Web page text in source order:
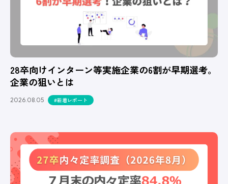
28卒向けインターン等実施企業の6割が早期選考。
企業の狙いとは
2026.08.05 #新着レポート